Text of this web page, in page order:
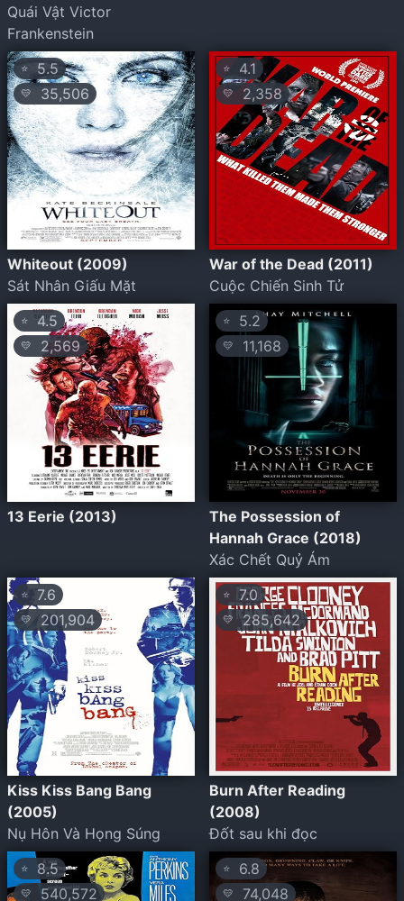
Quái Vật Victor
Frankenstein
⭐ 5.5
💛 35,506
Whiteout (2009)
Sát Nhân Giấu Mặt
⭐ 4.1
💛 2,358
War of the Dead (2011)
Cuộc Chiến Sinh Tử
⭐ 4.5
💛 2,569
13 Eerie (2013)
⭐ 5.2
💛 11,168
The Possession of
Hannah Grace (2018)
Xác Chết Quỷ Ám
⭐ 7.6
💛 201,904
Kiss Kiss Bang Bang
(2005)
Nụ Hôn Và Họng Súng
⭐ 7.0
💛 285,642
Burn After Reading
(2008)
Đốt sau khi đọc
⭐ 8.5
💛 540,572
⭐ 6.8
💛 74,048